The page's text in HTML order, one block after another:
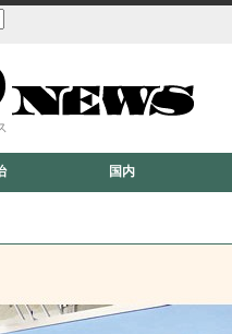
国内